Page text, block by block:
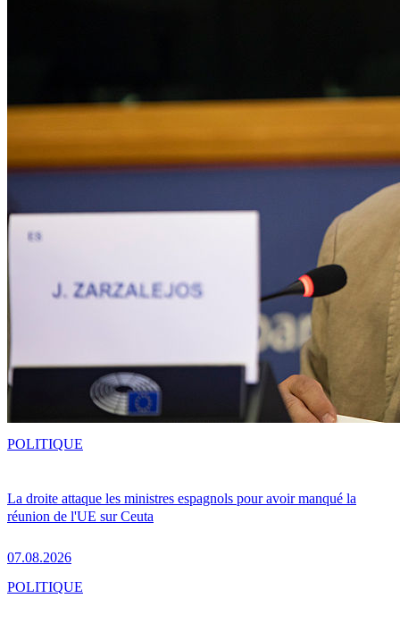
La droite attaque les ministres espagnols pour avoir manqué la
réunion de l'UE sur Ceuta
07.08.2026
POLITIQUE
POLITIQUE